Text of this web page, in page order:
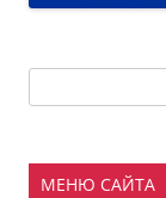
МЕНЮ САЙТА